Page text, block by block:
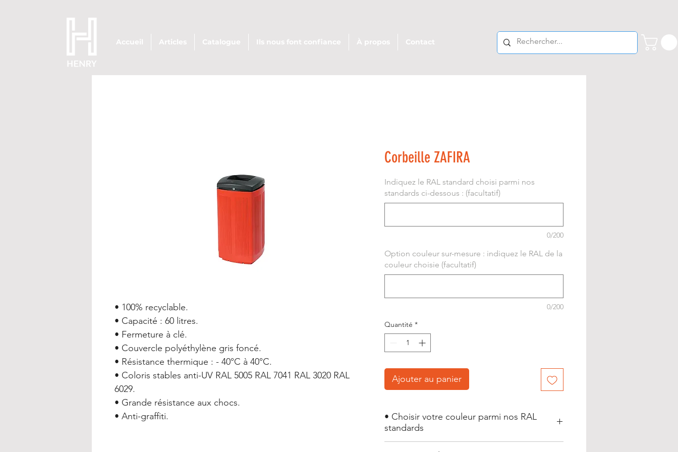
Accueil Articles Catalogue Ils nous font confiance À propos Contact
• 100% recyclable.
• Capacité : 60 litres.
• Fermeture à clé.
• Couvercle polyéthylène gris foncé.
• Résistance thermique : - 40°C à 40°C.
• Coloris stables anti-UV RAL 5005 RAL 7041 RAL 3020 RAL
6029.
• Grande résistance aux chocs.
• Anti-graffiti.
Corbeille ZAFIRA
Indiquez le RAL standard choisi parmi nos
standards ci-dessous : (facultatif)
0/200
Option couleur sur-mesure : indiquez le RAL de la
couleur choisie (facultatif)
0/200
Quantité *
Ajouter au panier
• Choisir votre couleur parmi nos RAL
standards